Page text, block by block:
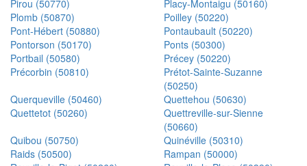
Pirou (50770)
Placy-Montaigu (50160)
Plomb (50870)
Poilley (50220)
Pont-Hébert (50880)
Pontaubault (50220)
Pontorson (50170)
Ponts (50300)
Portbail (50580)
Précey (50220)
Précorbin (50810)
Prétot-Sainte-Suzanne
(50250)
Querqueville (50460)
Quettehou (50630)
Quettetot (50260)
Quettreville-sur-Sienne
(50660)
Quibou (50750)
Quinéville (50310)
Raids (50500)
Rampan (50000)